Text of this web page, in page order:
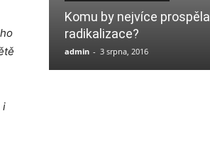
i
Komu by nejvíce prospěla
radikalizace?
admin - 3 srpna, 2016